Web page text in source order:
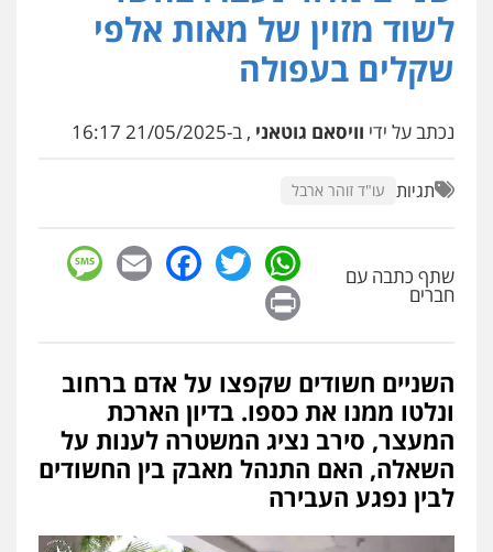
0525544654
פלילי פשיעה חמורה מעצרים וחקירות
קטינים
משפט פלילי פשיעה חמורה מעצרים
וחקירות צבאי תעבורה
0544218336
פלילי דיני תעבורה מעצרים וחקירות
0505078733
עו"ד קארין לגטיוי
פלילי פשיעה חמורה
0507446995
לשוד מזוין של מאות אלפי
שקלים בעפולה
נכתב על ידי וויסאם גוטאני , ב-21/05/2025 16:17
תגיות עו"ד זוהר ארבל
שתף כתבה עם
חברים
WhatsApp
Twitter
Facebook
Email
השניים חשודים שקפצו על אדם ברחוב
ונלטו ממנו את כספו. בדיון הארכת
המעצר, סירב נציג המשטרה לענות על
השאלה, האם התנהל מאבק בין החשודים
לבין נפגע העבירה